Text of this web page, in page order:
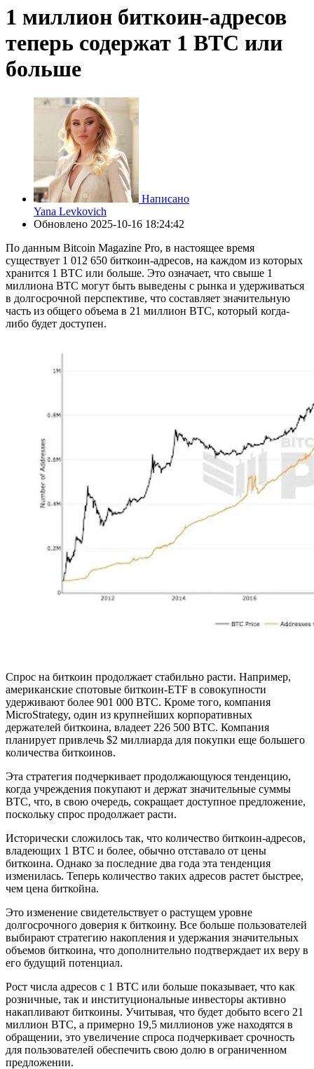
1 миллион биткоин-адресов
теперь содержат 1 BTC или
больше
Написано
Yana Levkovich
Обновлено 2025-10-16 18:24:42
По данным Bitcoin Magazine Pro, в настоящее время
существует 1 012 650 биткоин-адресов, на каждом из которых
хранится 1 BTC или больше. Это означает, что свыше 1
миллиона BTC могут быть выведены с рынка и удерживаться
в долгосрочной перспективе, что составляет значительную
часть из общего объема в 21 миллион BTC, который когда-
либо будет доступен.
Спрос на биткоин продолжает стабильно расти. Например,
американские спотовые биткоин-ETF в совокупности
удерживают более 901 000 BTC. Кроме того, компания
MicroStrategy, один из крупнейших корпоративных
держателей биткоина, владеет 226 500 BTC. Компания
планирует привлечь $2 миллиарда для покупки еще большего
количества биткоинов.
Эта стратегия подчеркивает продолжающуюся тенденцию,
когда учреждения покупают и держат значительные суммы
BTC, что, в свою очередь, сокращает доступное предложение,
поскольку спрос продолжает расти.
Исторически сложилось так, что количество биткоин-адресов,
владеющих 1 BTC и более, обычно отставало от цены
биткоина. Однако за последние два года эта тенденция
изменилась. Теперь количество таких адресов растет быстрее,
чем цена биткойна.
Это изменение свидетельствует о растущем уровне
долгосрочного доверия к биткоину. Все больше пользователей
выбирают стратегию накопления и удержания значительных
объемов биткоина, что дополнительно подтверждает их веру в
его будущий потенциал.
Рост числа адресов с 1 BTC или больше показывает, что как
розничные, так и институциональные инвесторы активно
накапливают биткоины. Учитывая, что будет добыто всего 21
миллион BTC, а примерно 19,5 миллионов уже находятся в
обращении, это увеличение спроса подчеркивает срочность
для пользователей обеспечить свою долю в ограниченном
предложении.